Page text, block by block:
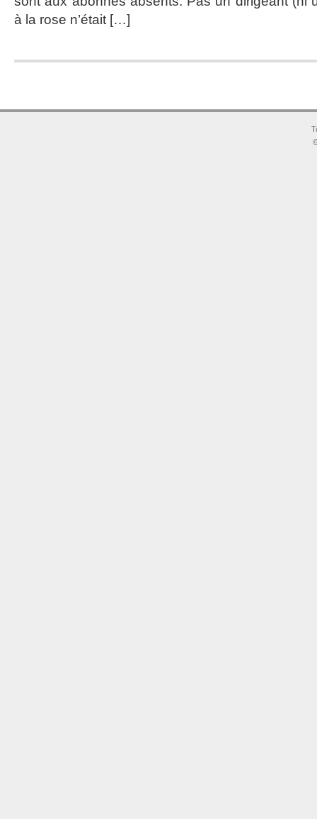
à la rose n’était […]